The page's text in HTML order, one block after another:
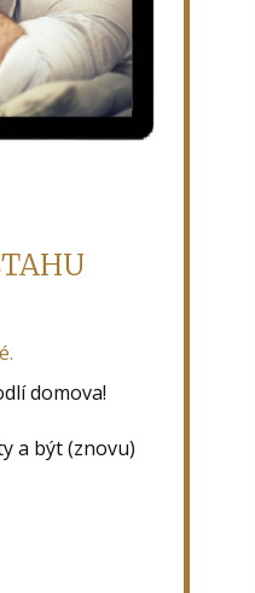
domova!
a být (znovu)